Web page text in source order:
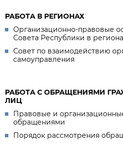
РАБОТА В РЕГИОНАХ
Организационно-правовые
Совета Республики в
Совет по взаимодействию
самоуправления
РАБОТА С ОБРАЩЕНИЯМИ
ЛИЦ
Правовые и
обращениями
Порядок рассмотрения